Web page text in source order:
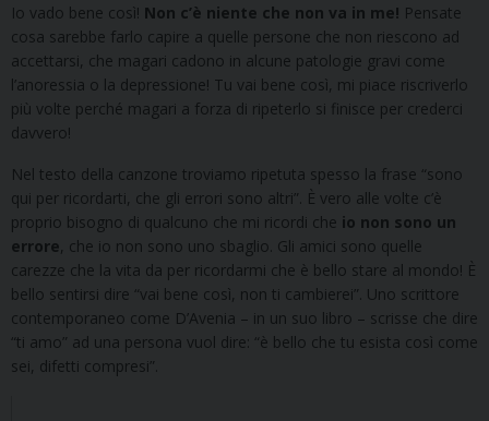
Io vado bene così! Non c’è niente che non va in me! Pensate
cosa sarebbe farlo capire a quelle persone che non riescono ad
accettarsi, che magari cadono in alcune patologie gravi come
l’anoressia o la depressione! Tu vai bene così, mi piace riscriverlo
più volte perché magari a forza di ripeterlo si finisce per crederci
davvero!
Nel testo della canzone troviamo ripetuta spesso la frase “sono
qui per ricordarti, che gli errori sono altri”. È vero alle volte c’è
proprio bisogno di qualcuno che mi ricordi che io non sono un
errore , che io non sono uno sbaglio. Gli amici sono quelle
carezze che la vita da per ricordarmi che è bello stare al mondo! È
bello sentirsi dire “vai bene così, non ti cambierei”. Uno scrittore
contemporaneo come D’Avenia – in un suo libro – scrisse che dire
“ti amo” ad una persona vuol dire: “è bello che tu esista così come
sei, difetti compresi”.